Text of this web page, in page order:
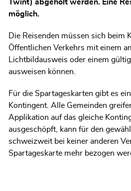
Twint) abgeholt werden. Eine
möglich.
Die Reisenden müssen sich beim
Öffentlichen Verkehrs mit einem
Lichtbildausweis oder einem
ausweisen können.
Für die Spartageskarten gibt es
Kontingent. Alle Gemeinden
Applikation auf das gleiche
ausgeschöpft, kann für den
schweizweit bei keiner anderen
Spartageskarte mehr bezogen